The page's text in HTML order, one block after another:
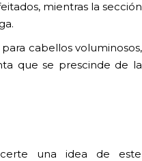
mientras la sección
cabellos voluminosos,
que se prescinde de la
una idea de este